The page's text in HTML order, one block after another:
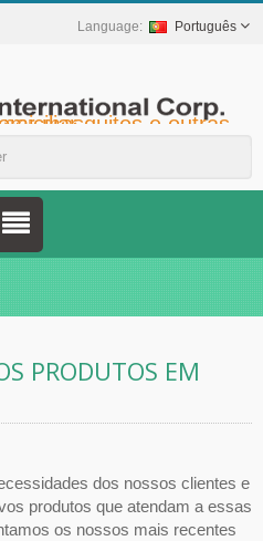
Português
e controle do diabetes, soluções para prevenção de doenças transmitidas por mosquitos e outras aplicações de saúde domiciliar.
PRODUTOS EM
dos nossos clientes e
produtos que atendam a essas
os nossos mais recentes